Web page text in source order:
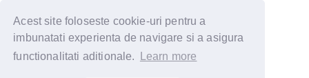
Acest site foloseste cookie-uri pentru a
imbunatati experienta de navigare si a asigura
functionalitati aditionale.
Learn more